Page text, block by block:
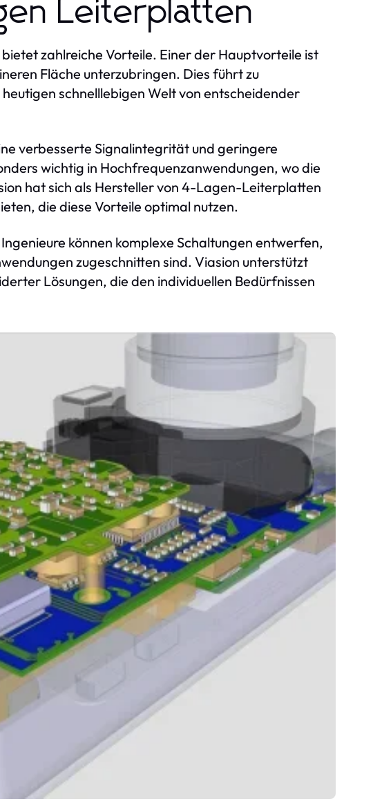
Leiterplatten
zahlreiche Vorteile. Einer der Hauptvorteile ist
Fläche unterzubringen. Dies führt zu
schnelllebigen Welt von entscheidender
verbesserte Signalintegrität und geringere
wichtig in Hochfrequenzanwendungen, wo die
hat sich als Hersteller von 4-Lagen-Leiterplatten
die diese Vorteile optimal nutzen.
können komplexe Schaltungen entwerfen,
zugeschnitten sind. Viasion unterstützt
Lösungen, die den individuellen Bedürfnissen